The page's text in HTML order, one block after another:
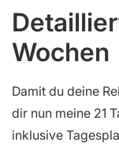
Wochen
Damit du deine
dir nun meine 21
inklusive